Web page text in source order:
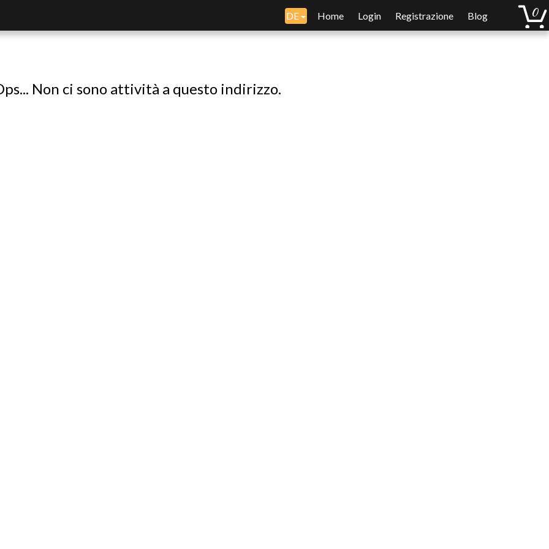
DE Home Login Registrazione Blog
Non ci sono attività a questo indirizzo.